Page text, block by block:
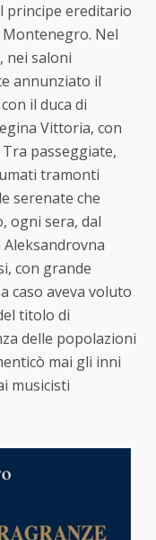
principe ereditario
Nel
nei saloni
annunziato il
il duca di
Vittoria, con
passeggiate,
tramonti
serenate che
ogni sera, dal
con grande
caso aveva voluto
titolo di
delle popolazioni
mai gli inni
musicisti